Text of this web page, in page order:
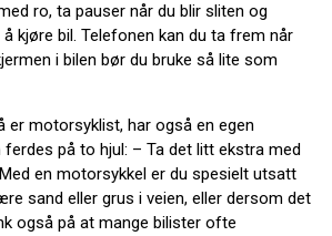
ro, ta pauser når du blir sliten og
kjøre bil. Telefonen kan du ta frem når
i bilen bør du bruke så lite som
er motorsyklist, har også en egen
på to hjul: – Ta det litt ekstra med
en motorsykkel er du spesielt utsatt
sand eller grus i veien, eller dersom det
også på at mange bilister ofte